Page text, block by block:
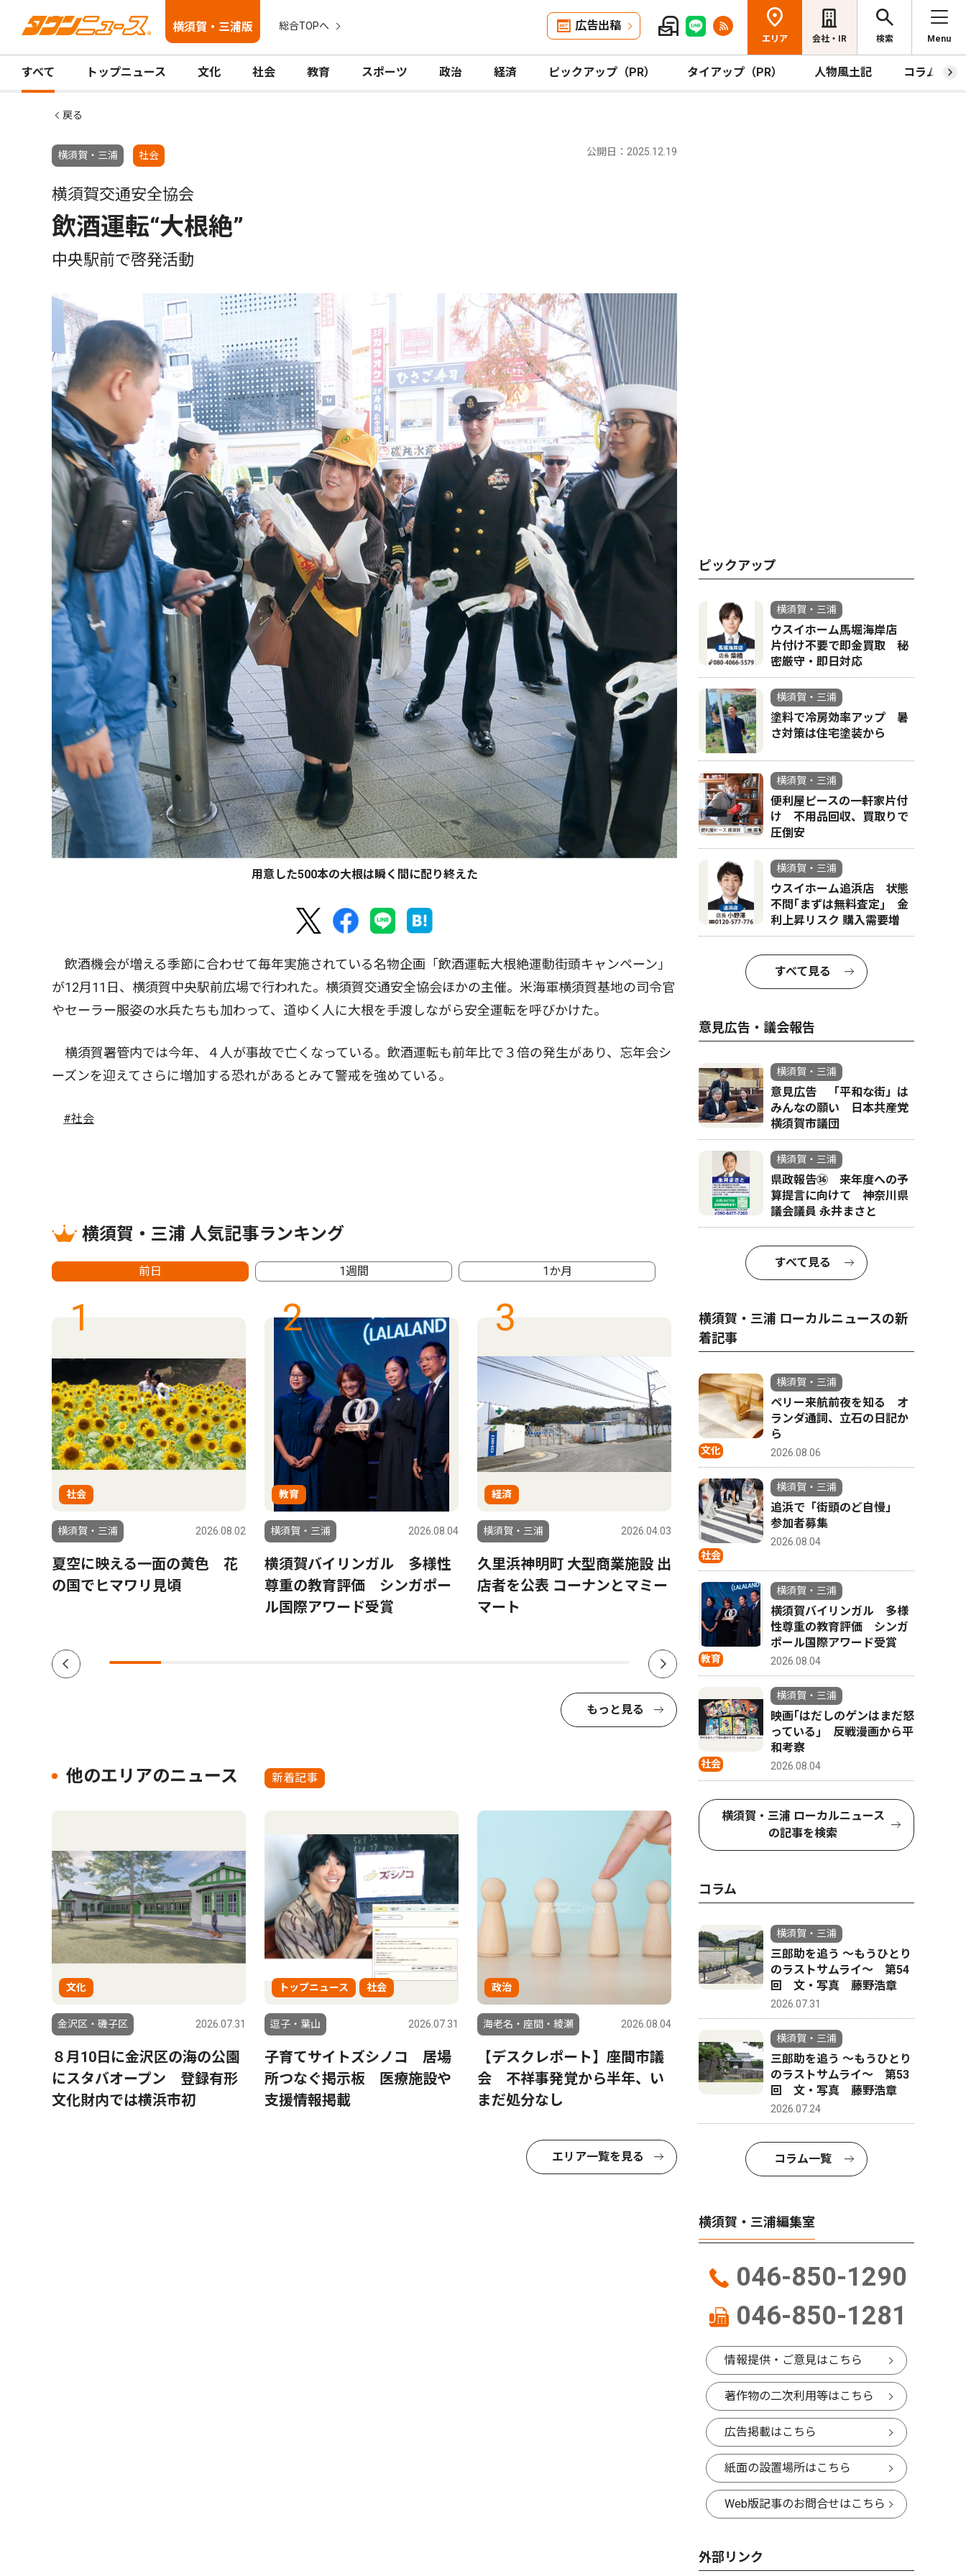
横須賀・三浦版 総合TOPへ 広告出稿
エリア 会社・IR 検索 Menu
すべて トップニュース 文化 社会 教育 スポーツ 政治 経済 ピックアップ（PR） タイアップ（PR） 人物風土記 コラム
戻る
横須賀・三浦 社会 公開日：2025.12.19
横須賀交通安全協会
飲酒運転“大根絶”
中央駅前で啓発活動
用意した500本の大根は瞬く間に配り終えた
飲酒機会が増える季節に合わせて毎年実施されている名物企画「飲酒運転大根絶運動街頭キャンペーン」
が12月11日、横須賀中央駅前広場で行われた。横須賀交通安全協会ほかの主催。米海軍横須賀基地の司令官
やセーラー服姿の水兵たちも加わって、道ゆく人に大根を手渡しながら安全運転を呼びかけた。
横須賀署管内では今年、４人が事故で亡くなっている。飲酒運転も前年比で３倍の発生があり、忘年会シ
ーズンを迎えてさらに増加する恐れがあるとみて警戒を強めている。
#社会
横須賀・三浦 人気記事ランキング
前日 1週間 1か月
1
社会
横須賀・三浦 2026.08.02
夏空に映える一面の黄色 花
の国でヒマワリ見頃
2
教育
横須賀・三浦 2026.08.04
横須賀バイリンガル 多様性
尊重の教育評価 シンガポー
ル国際アワード受賞
3
経済
横須賀・三浦 2026.04.03
久里浜神明町 大型商業施設 出
店者を公表 コーナンとマミー
マート
4
文化
横須賀・三浦
兄弟ピアノデュオ「レ・フレ
ール」 始まりの地で鳴らす
４手連弾 メジャーデビュー
20周年
横須賀高
もっと見る
他のエリアのニュース 新着記事
文化
金沢区・磯子区 2026.07.31
８月10日に金沢区の海の公園
にスタバオープン 登録有形
文化財内では横浜市初
トップニュース 社会
逗子・葉山 2026.07.31
子育てサイトズシノコ 居場
所つなぐ掲示板 医療施設や
支援情報掲載
政治
海老名・座間・綾瀬 2026.08.04
【デスクレポート】座間市議
会 不祥事発覚から半年、い
まだ処分なし
エリア一覧を見る
ピックアップ
横須賀・三浦
ウスイホーム馬堀海岸店
片付け不要で即金買取 秘
密厳守・即日対応
横須賀・三浦
塗料で冷房効率アップ 暑
さ対策は住宅塗装から
横須賀・三浦
便利屋ピースの一軒家片付
け 不用品回収、買取りで
圧倒安
横須賀・三浦
ウスイホーム追浜店 状態
不問｢まずは無料査定｣ 金
利上昇リスク 購入需要増
すべて見る
意見広告・議会報告
横須賀・三浦
意見広告 「平和な街」は
みんなの願い 日本共産党
横須賀市議団
横須賀・三浦
県政報告㊱ 来年度への予
算提言に向けて 神奈川県
議会議員 永井まさと
すべて見る
横須賀・三浦 ローカルニュースの新
着記事
文化
横須賀・三浦
ペリー来航前夜を知る オ
ランダ通詞、立石の日記か
ら
2026.08.06
社会
横須賀・三浦
追浜で「街頭のど自慢」
参加者募集
2026.08.04
教育
横須賀・三浦
横須賀バイリンガル 多様
性尊重の教育評価 シンガ
ポール国際アワード受賞
2026.08.04
社会
横須賀・三浦
映画｢はだしのゲンはまだ怒
っている｣ 反戦漫画から平
和考察
2026.08.04
横須賀・三浦 ローカルニュース
の記事を検索
コラム
横須賀・三浦
三郎助を追う 〜もうひとり
のラストサムライ〜 第54
回 文・写真 藤野浩章
2026.07.31
横須賀・三浦
三郎助を追う 〜もうひとり
のラストサムライ〜 第53
回 文・写真 藤野浩章
2026.07.24
コラム一覧
横須賀・三浦編集室
046-850-1290
046-850-1281
情報提供・ご意見はこちら
著作物の二次利用等はこちら
広告掲載はこちら
紙面の設置場所はこちら
Web版記事のお問合せはこちら
外部リンク